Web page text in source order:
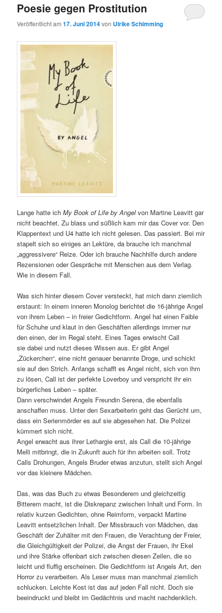
Poesie gegen Prostitution
Veröffentlicht am17. Juni 2014von Ulrike Schimming
Lange hatte ichMy Book of Life by Angelvon Martine Leavitt gar
nicht beachtet. Zu blass und süßlich kam mir das Cover vor. Den
Klappentext und U4 hatte ich nicht gelesen. Das passiert. Bei mir
stapelt sich so einiges an Lektüre, da brauche ich manchmal
„aggressivere“ Reize. Oder ich brauche Nachhilfe durch andere
Rezensionen oder Gespräche mit Menschen aus dem Verlag.
Wie in diesem Fall.
Was sich hinter diesem Cover versteckt, hat mich dann ziemlich
erstaunt: In einem inneren Monolog berichtet die 16-jährige Angel
von ihrem Leben – in freier Gedichtform. Angel hat einen Faible
für Schuhe und klaut in den Geschäften allerdings immer nur
den einen, der im Regal steht. Eines Tages erwischt Call
sie dabei und nutzt dieses Wissen aus. Er gibt Angel
„Zückerchen“, eine nicht genauer benannte Droge, und schickt
sie auf den Strich. Anfangs schafft es Angel nicht, sich von ihm
zu lösen, Call ist der perfekte Loverboy und verspricht ihr ein
bürgerliches Leben – später.
Dann verschwindet Angels Freundin Serena, die ebenfalls
anschaffen muss. Unter den Sexarbeiterin geht das Gerücht um,
dass ein Serienmörder es auf sie abgesehen hat. Die Polizei
kümmert sich nicht.
Angel erwacht aus ihrer Lethargie erst, als Call die 10-jährige
Melli mitbringt, die in Zukunft auch für ihn arbeiten soll. Trotz
Calls Drohungen, Angels Bruder etwas anzutun, stellt sich Angel
vor das kleinere Mädchen.
Das, was das Buch zu etwas Besonderem und gleichzeitig
Bitterem macht, ist die Diskrepanz zwischen Inhalt und Form. In
relativ kurzen Gedichten, ohne Reimform, verpackt Martine
Leavitt entsetzlichen Inhalt. Der Missbrauch von Mädchen, das
Geschäft der Zuhälter mit den Frauen, die Verachtung der Freier,
die Gleichgültigkeit der Polizei, die Angst der Frauen, ihr Ekel
und ihre Stärke offenbart sich zwischen diesen Zeilen, die so
leicht und fluffig erscheinen. Die Gedichtform ist Angels Art, den
Horror zu verarbeiten. Als Leser muss man manchmal ziemlich
schlucken. Leichte Kost ist das auf jeden Fall nicht. Doch sie
beeindruckt und bleibt im Gedächtnis und macht nachdenklich.